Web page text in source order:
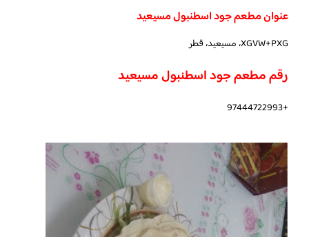
عنوان مطعم جود اسطنبول مسيعيد
XGVW+PXG، مسيعيد، قطر
رقم مطعم جود اسطنبول مسيعيد
+97444722993